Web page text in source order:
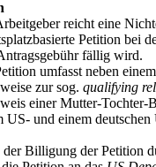
reicht eine
Petition bei
fällig wird.
umfasst neben
zur sog. qualifying
einer Mutter-Tochter-
US- und einem deutschen
der Billigung der Petition